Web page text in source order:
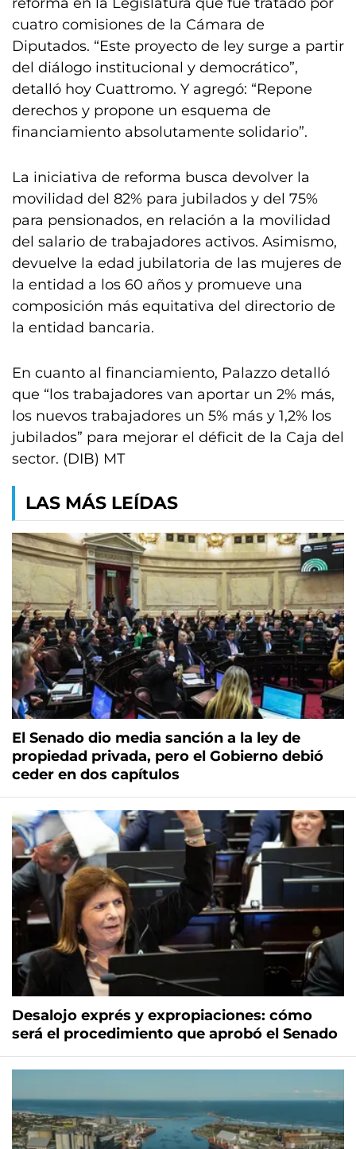
cuatro comisiones de la Cámara de
Diputados. “Este proyecto de ley surge a partir
del diálogo institucional y democrático”,
detalló hoy Cuattromo. Y agregó: “Repone
derechos y propone un esquema de
financiamiento absolutamente solidario”.
La iniciativa de reforma busca devolver la
movilidad del 82% para jubilados y del 75%
para pensionados, en relación a la movilidad
del salario de trabajadores activos. Asimismo,
devuelve la edad jubilatoria de las mujeres de
la entidad a los 60 años y promueve una
composición más equitativa del directorio de
la entidad bancaria.
En cuanto al financiamiento, Palazzo detalló
que “los trabajadores van aportar un 2% más,
los nuevos trabajadores un 5% más y 1,2% los
jubilados” para mejorar el déficit de la Caja del
sector. (DIB) MT
LAS MÁS LEÍDAS
El Senado dio media sanción a la ley de
propiedad privada, pero el Gobierno debió
ceder en dos capítulos
Desalojo exprés y expropiaciones: cómo
será el procedimiento que aprobó el Senado